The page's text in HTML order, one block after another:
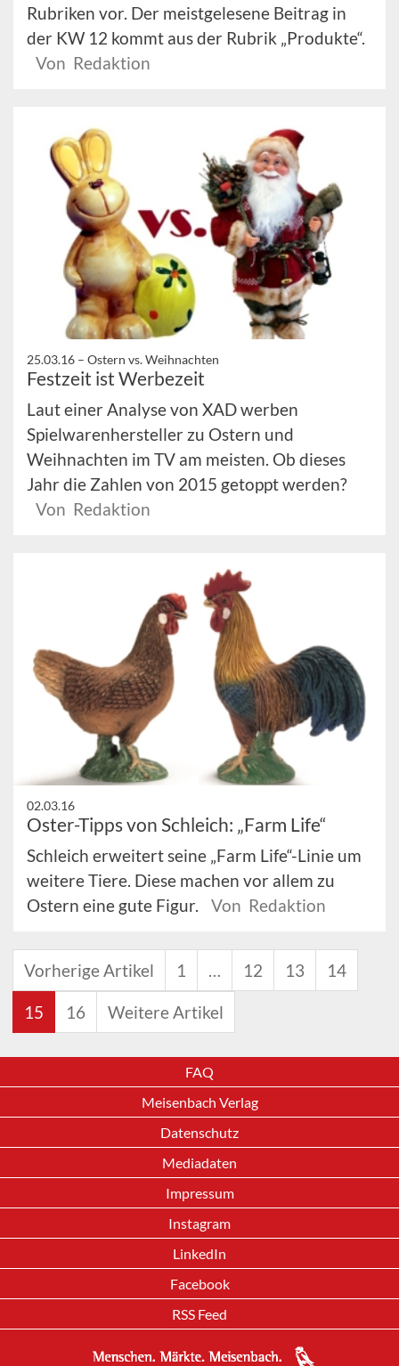
Rubriken vor. Der meistgelesene Beitrag in
der KW 12 kommt aus der Rubrik „Produkte“.
Von Redaktion
25.03.16 – Ostern vs. Weihnachten
Festzeit ist Werbezeit
Laut einer Analyse von XAD werben
Spielwarenhersteller zu Ostern und
Weihnachten im TV am meisten. Ob dieses
Jahr die Zahlen von 2015 getoppt werden?
Von Redaktion
02.03.16
Oster-Tipps von Schleich: „Farm Life“
Schleich erweitert seine „Farm Life“-Linie um
weitere Tiere. Diese machen vor allem zu
Ostern eine gute Figur.
Von Redaktion
Vorherige Artikel 1 … 12 13 14
15 16 Weitere Artikel
FAQ
Meisenbach Verlag
Datenschutz
Mediadaten
Impressum
Instagram
LinkedIn
Facebook
RSS Feed